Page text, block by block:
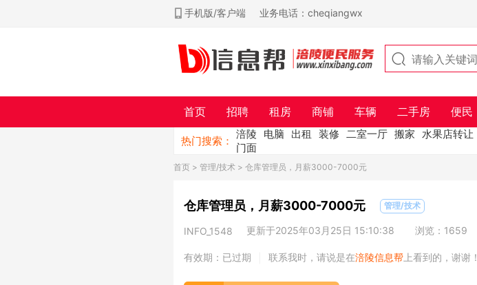
手机版/客户端 业务电话：cheqiangwx
首页 招聘 租房 商铺 车辆 二手房 便民
热门搜索：
涪陵 电脑 出租 装修 二室一厅 搬家 水果店转让
门面
首页 > 管理/技术 > 仓库管理员，月薪3000-7000元
仓库管理员，月薪3000-7000元 管理/技术
INFO_1548 更新于2025年03月25日 15:10:38 浏览：1659
有效期：已过期 联系我时，请说是在涪陵信息帮 上看到的，谢谢！